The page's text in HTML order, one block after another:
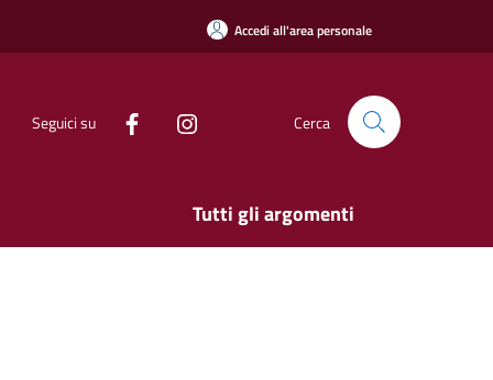
Accedi all'area personale
Seguici su Cerca
Tutti gli argomenti